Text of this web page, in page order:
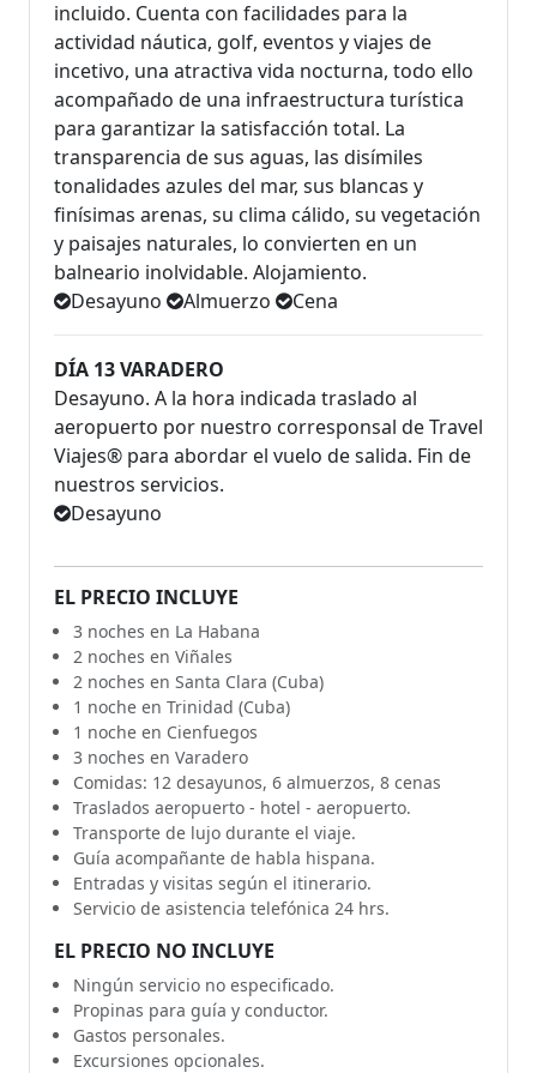
incluido. Cuenta con facilidades para la
actividad náutica, golf, eventos y viajes de
incetivo, una atractiva vida nocturna, todo ello
acompañado de una infraestructura turística
para garantizar la satisfacción total. La
transparencia de sus aguas, las disímiles
tonalidades azules del mar, sus blancas y
finísimas arenas, su clima cálido, su vegetación
y paisajes naturales, lo convierten en un
balneario inolvidable. Alojamiento.
Desayuno
Almuerzo Cena
DÍA 13 VARADERO
Desayuno. A la hora indicada traslado al
aeropuerto por nuestro corresponsal de Travel
Viajes® para abordar el vuelo de salida. Fin de
nuestros servicios.
Desayuno
EL PRECIO INCLUYE
3 noches en La Habana
2 noches en Viñales
2 noches en Santa Clara (Cuba)
1 noche en Trinidad (Cuba)
1 noche en Cienfuegos
3 noches en Varadero
Comidas: 12 desayunos, 6 almuerzos, 8 cenas
Traslados aeropuerto - hotel - aeropuerto.
Transporte de lujo durante el viaje.
Guía acompañante de habla hispana.
Entradas y visitas según el itinerario.
Servicio de asistencia telefónica 24 hrs.
EL PRECIO NO INCLUYE
Ningún servicio no especificado.
Propinas para guía y conductor.
Gastos personales.
Excursiones opcionales.